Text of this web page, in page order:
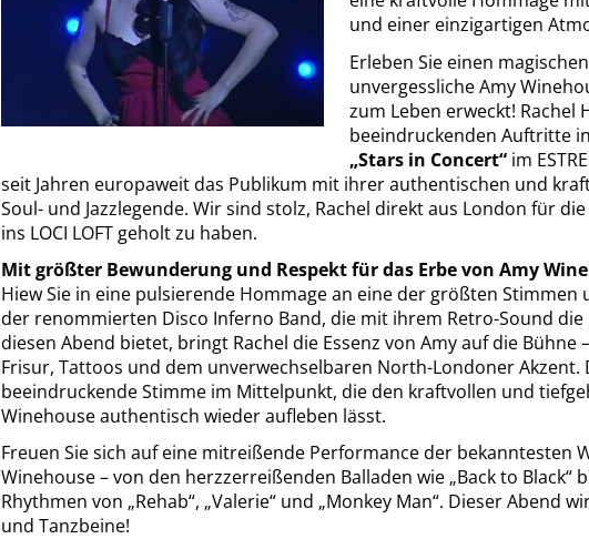
und einer einzigartigen
Erleben Sie einen
unvergessliche Amy
zum Leben erweckt! Rachel
beeindruckenden Auftritte
„Stars in Concert“im
seit Jahren europaweit das Publikum mit ihrer authentischen und
Soul- und Jazzlegende. Wir sind stolz, Rachel direkt aus London für die
ins LOCI LOFT geholt zu haben.
Mit größter Bewunderung und Respekt für das Erbe von Amy
Hiew Sie in eine pulsierende Hommage an eine der größten Stimmen
der renommierten Disco Inferno Band, die mit ihrem Retro-Sound
diesen Abend bietet, bringt Rachel die Essenz von Amy auf die Bühne
Frisur, Tattoos und dem unverwechselbaren North-Londoner
beeindruckende Stimme im Mittelpunkt, die den kraftvollen und
Winehouse authentisch wieder aufleben lässt.
Freuen Sie sich auf eine mitreißende Performance der bekanntesten
Winehouse – von den herzzerreißenden Balladen wie „Back to Black“
Rhythmen von „Rehab“, „Valerie“ und „Monkey Man“. Dieser Abend
und Tanzbeine!